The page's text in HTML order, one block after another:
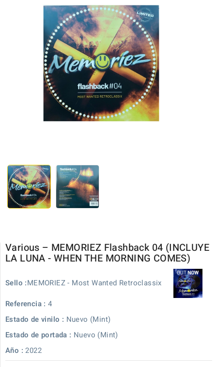
Various – MEMORIEZ Flashback 04 (INCLUYE
LA LUNA - WHEN THE MORNING COMES)
Sello :MEMORIEZ - Most Wanted Retroclassix
Referencia : 4
Estado de vinilo : Nuevo (Mint)
Estado de portada : Nuevo (Mint)
Año : 2022